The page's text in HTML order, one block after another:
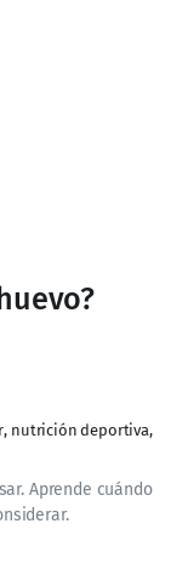
, nutrición deportiva,
Aprende cuándo